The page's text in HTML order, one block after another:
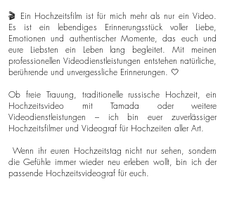
🎬 Ein Hochzeitsfilm ist für mich mehr als nur ein Video.
Es ist ein lebendiges Erinnerungsstück voller Liebe,
Emotionen und authentischer Momente, das euch und
eure Liebsten ein Leben lang begleitet. Mit meinen
professionellen Videodienstleistungen entstehen natürliche,
berührende und unvergessliche Erinnerungen. 🤍
Ob freie Trauung, traditionelle russische Hochzeit, ein
Hochzeitsvideo mit Tamada oder weitere
Videodienstleistungen – ich bin euer zuverlässiger
Hochzeitsfilmer und Videograf für Hochzeiten aller Art.
Wenn ihr euren Hochzeitstag nicht nur sehen, sondern
die Gefühle immer wieder neu erleben wollt, bin ich der
passende Hochzeitsvideograf für euch.